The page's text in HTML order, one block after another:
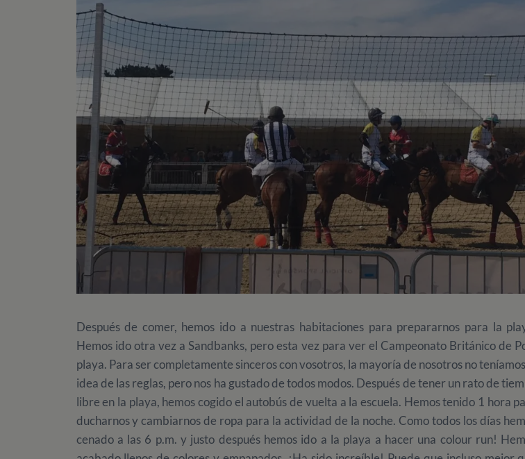
Después de comer, hemos ido a nuestras habitaciones para prepararnos para la
Hemos ido otra vez a Sandbanks, pero esta vez para ver el Campeonato Británico de
playa. Para ser completamente sinceros con vosotros, la mayoría de nosotros no
idea de las reglas, pero nos ha gustado de todos modos. Después de tener un rato de
libre en la playa, hemos cogido el autobús de vuelta a la escuela. Hemos tenido 1 hora
ducharnos y cambiarnos de ropa para la actividad de la noche. Como todos los días
cenado a las 6 p.m. y justo después hemos ido a la playa a hacer una colour run!